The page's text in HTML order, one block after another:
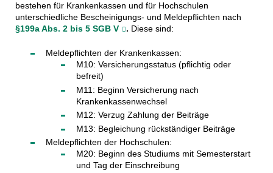
bestehen für Krankenkassen und für Hochschulen
unterschiedliche Bescheinigungs- und Meldepflichten nach
§199a Abs. 2 bis 5 SGB V
. Diese sind:
Meldepflichten der Krankenkassen:
M10: Versicherungsstatus (pflichtig oder
befreit)
M11: Beginn Versicherung nach
Krankenkassenwechsel
M12: Verzug Zahlung der Beiträge
M13: Begleichung rückständiger Beiträge
Meldepflichten der Hochschulen:
M20: Beginn des Studiums mit Semesterstart
und Tag der Einschreibung